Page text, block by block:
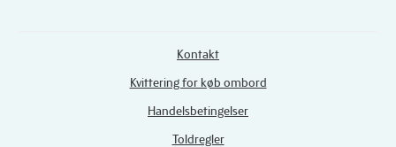
Kontakt
Kvittering for køb ombord
Handelsbetingelser
Toldregler